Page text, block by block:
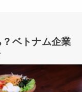
？ベトナム企業